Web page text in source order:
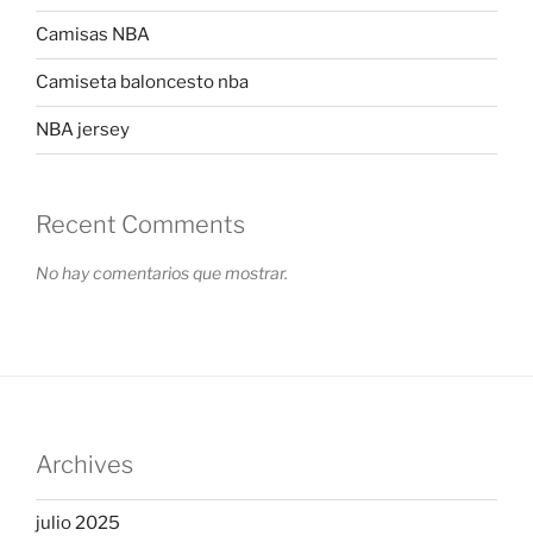
Camisas NBA
Camiseta baloncesto nba
NBA jersey
Recent Comments
No hay comentarios que mostrar.
Archives
julio 2025